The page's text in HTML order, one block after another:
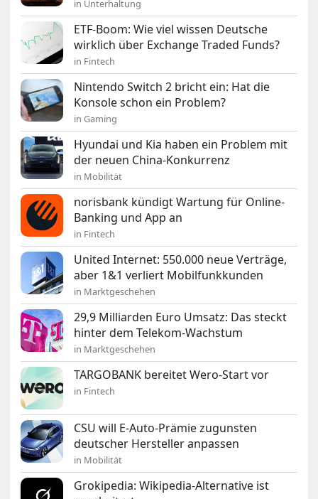
in Unterhaltung
ETF-Boom: Wie viel wissen Deutsche
wirklich über Exchange Traded Funds?
in Fintech
Nintendo Switch 2 bricht ein: Hat die
Konsole schon ein Problem?
in Gaming
Hyundai und Kia haben ein Problem mit
der neuen China-Konkurrenz
in Mobilität
norisbank kündigt Wartung für Online-
Banking und App an
in Fintech
United Internet: 550.000 neue Verträge,
aber 1&1 verliert Mobilfunkkunden
in Marktgeschehen
29,9 Milliarden Euro Umsatz: Das steckt
hinter dem Telekom-Wachstum
in Marktgeschehen
TARGOBANK bereitet Wero-Start vor
in Fintech
CSU will E-Auto-Prämie zugunsten
deutscher Hersteller anpassen
in Mobilität
Grokipedia: Wikipedia-Alternative ist